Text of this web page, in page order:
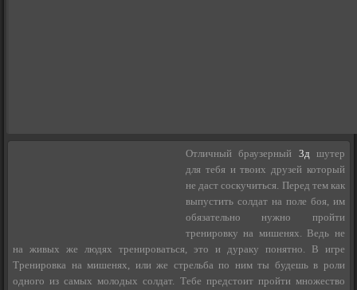
Отличный браузерный 3д шутер
для тебя и твоих друзей который
не даст соскучиться. Перед тем как
выпустить солдат на поле боя, им
обязательно нужно пройти
тренировку на мишенях. Ведь не
на живых же людях тренироваться, это и дураку понятно. В игре
Тренировка на мишенях, или же стрельба по ним ты будешь в роли
одного из самых молодых солдат. Тебе предстоит пройти множество